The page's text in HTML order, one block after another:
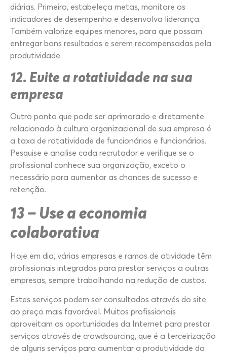
diárias. Primeiro, estabeleça metas, monitore os
indicadores de desempenho e desenvolva liderança.
Também valorize equipes menores, para que possam
entregar bons resultados e serem recompensadas pela
produtividade.
12. Evite a rotatividade na sua
empresa
Outro ponto que pode ser aprimorado e diretamente
relacionado à cultura organizacional de sua empresa é
a taxa de rotatividade de funcionários e funcionários.
Pesquise e analise cada recrutador e verifique se o
profissional conhece sua organização, exceto o
necessário para aumentar as chances de sucesso e
retenção.
13 – Use a economia
colaborativa
Hoje em dia, várias empresas e ramos de atividade têm
profissionais integrados para prestar serviços a outras
empresas, sempre trabalhando na redução de custos.
Estes serviços podem ser consultados através do site
ao preço mais favorável. Muitos profissionais
aproveitam as oportunidades da Internet para prestar
serviços através de crowdsourcing, que é a terceirização
de alguns serviços para aumentar a produtividade da